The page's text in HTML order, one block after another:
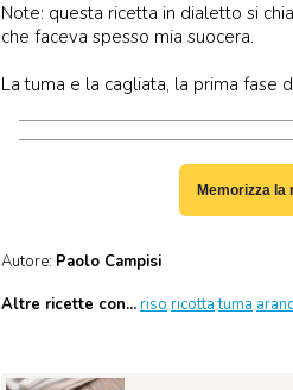
Note: questa ricetta in dialetto si
che faceva spesso mia suocera.
La tuma e la cagliata, la prima fase
Memorizza la
Autore: Paolo Campisi
Altre ricette con...riso ricotta tuma